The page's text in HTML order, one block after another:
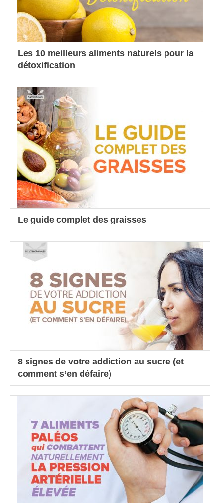
Les 10 meilleurs aliments naturels pour la
détoxification
Le guide complet des graisses
8 signes de votre addiction au sucre (et
comment s’en défaire)